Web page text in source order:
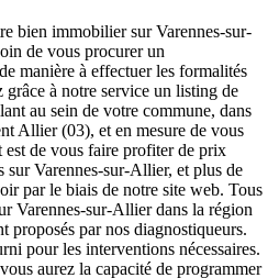
bien immobilier sur Varennes-sur-
de vous procurer un
de manière à effectuer les formalités
grâce à notre service un listing de
au sein de votre commune, dans
Allier (03), et en mesure de vous
de vous faire profiter de prix
sur Varennes-sur-Allier, et plus de
par le biais de notre site web. Tous
Varennes-sur-Allier dans la région
proposés par nos diagnostiqueurs.
pour les interventions nécessaires.
aurez la capacité de programmer